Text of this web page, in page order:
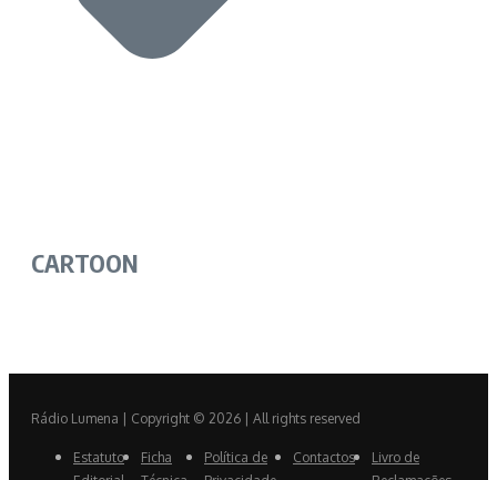
CARTOON
Rádio Lumena | Copyright © 2026 | All rights reserved
Estatuto
Ficha
Política de
Contactos
Livro de